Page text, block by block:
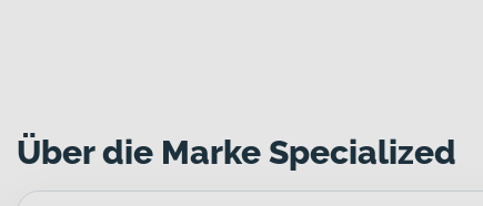
Über die Marke Specialized